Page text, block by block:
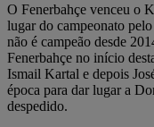
O Fenerbahçe venceu o
lugar do campeonato
não é campeão desde
Fenerbahçe no início
Ismail Kartal e depois
época para dar lugar a
despedido.